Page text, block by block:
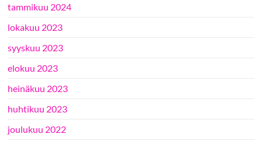
tammikuu 2024
lokakuu 2023
syyskuu 2023
elokuu 2023
heinäkuu 2023
huhtikuu 2023
joulukuu 2022